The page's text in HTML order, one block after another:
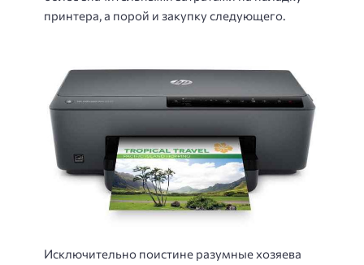
принтера, а порой и закупку следующего.
Исключительно поистине разумные хозяева